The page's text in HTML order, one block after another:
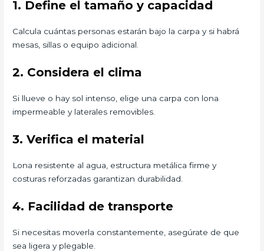
1. Define el tamaño y capacidad
Calcula cuántas personas estarán bajo la carpa y si habrá
mesas, sillas o equipo adicional.
2. Considera el clima
Si llueve o hay sol intenso, elige una carpa con lona
impermeable y laterales removibles.
3. Verifica el material
Lona resistente al agua, estructura metálica firme y
costuras reforzadas garantizan durabilidad.
4. Facilidad de transporte
Si necesitas moverla constantemente, asegúrate de que
sea ligera y plegable.